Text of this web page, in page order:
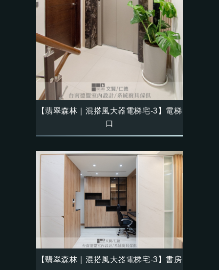
【翡翠森林｜混搭風大器電梯宅-3】電梯
口
【翡翠森林｜混搭風大器電梯宅-3】書房